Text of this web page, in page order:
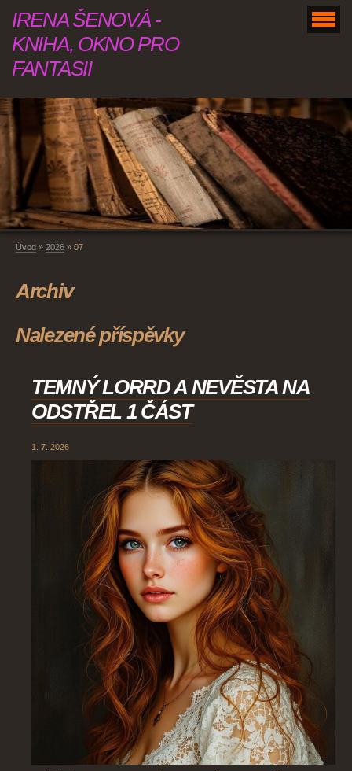
IRENA ŠENOVÁ -
KNIHA, OKNO PRO
FANTASII
Úvod » 2026 » 07
Archiv
Nalezené příspěvky
TEMNÝ LORRD A NEVĚSTA NA
ODSTŘEL 1 ČÁST
1. 7. 2026